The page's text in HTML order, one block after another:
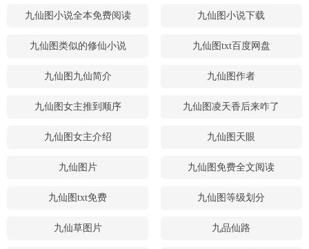
九仙图小说全本免费阅读 九仙图小说下载
九仙图类似的修仙小说 九仙图txt百度网盘
九仙图九仙简介 九仙图作者
九仙图女主推到顺序 九仙图凌天香后来咋了
九仙图女主介绍 九仙图天眼
九仙图片 九仙图免费全文阅读
九仙图txt免费 九仙图等级划分
九仙草图片 九品仙路